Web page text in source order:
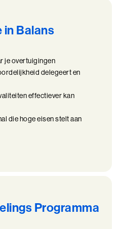
Balans
je overtuigingen
delegeert en
effectiever kan
die hoge eisen stelt aan
Programma